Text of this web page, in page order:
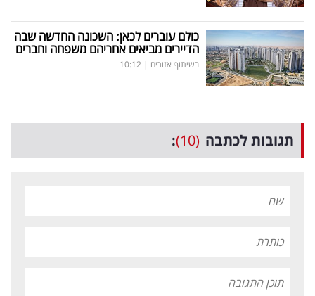
כולם עוברים לכאן: השכונה החדשה שבה
הדיירים מביאים אחריהם משפחה וחברים
בשיתוף אזורים |
10:12
תגובות לכתבה (10)
: